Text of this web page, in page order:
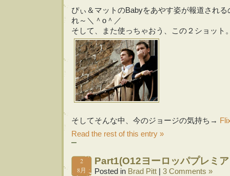
ぴぃ＆マットのBabyをあやす姿が報道され
れ～＼＾o＾／
そして、また使っちゃおう、この２ショット
そしてそんな中、今のジョージの気持ち→
Read the rest of this entry »
2
8月
Part1(O12ヨーロッパプレミ
Posted in Brad Pitt
3 Comments »